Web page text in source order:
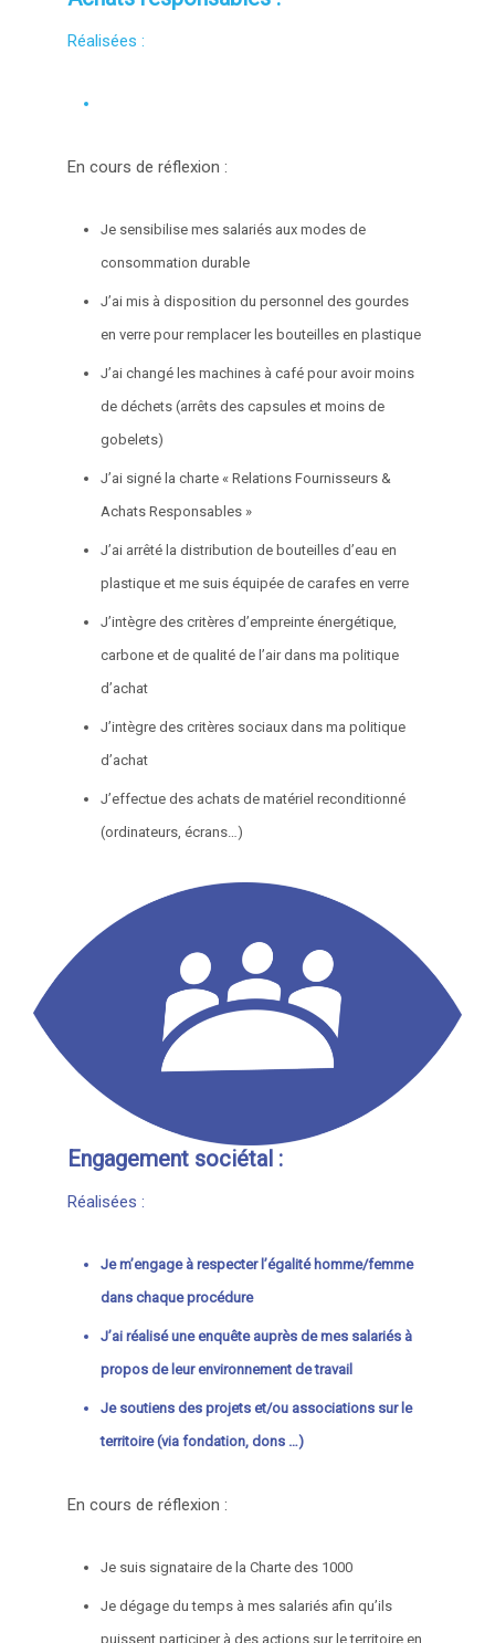
Réalisées :
En cours de réflexion :
Je sensibilise mes salariés aux modes de
consommation durable
J’ai mis à disposition du personnel des gourdes
en verre pour remplacer les bouteilles en plastique
J’ai changé les machines à café pour avoir moins
de déchets (arrêts des capsules et moins de
gobelets)
J’ai signé la charte « Relations Fournisseurs &
Achats Responsables »
J’ai arrêté la distribution de bouteilles d’eau en
plastique et me suis équipée de carafes en verre
J’intègre des critères d’empreinte énergétique,
carbone et de qualité de l’air dans ma politique
d’achat
J’intègre des critères sociaux dans ma politique
d’achat
J’effectue des achats de matériel reconditionné
(ordinateurs, écrans…)
Engagement sociétal :
Réalisées :
Je m’engage à respecter l’égalité homme/femme
dans chaque procédure
J’ai réalisé une enquête auprès de mes salariés à
propos de leur environnement de travail
Je soutiens des projets et/ou associations sur le
territoire (via fondation, dons …)
En cours de réflexion :
Je suis signataire de la Charte des 1000
Je dégage du temps à mes salariés afin qu’ils
puissent participer à des actions sur le territoire en